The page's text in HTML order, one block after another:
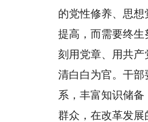
的党性修养、思
提高，而需要终
刻用党章、用共
清白白为官。干
系，丰富知识储
群众，在改革发展